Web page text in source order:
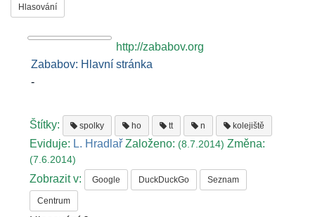
Hlasování
http://zababov.org
Zababov: Hlavní stránka
-
Štítky: spolky ho tt n kolejiště
Eviduje: L. Hradlař Založeno:(8.7.2014)Změna:
(7.6.2014)
Zobrazit v: Google DuckDuckGo Seznam
Centrum